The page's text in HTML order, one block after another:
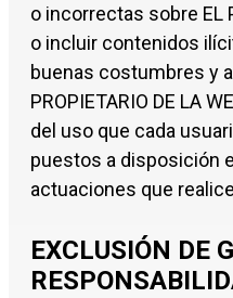
o incorrectas sobre EL
o incluir contenidos
buenas costumbres y
PROPIETARIO DE LA
del uso que cada
puestos a disposición
actuaciones que
EXCLUSIÓN DE